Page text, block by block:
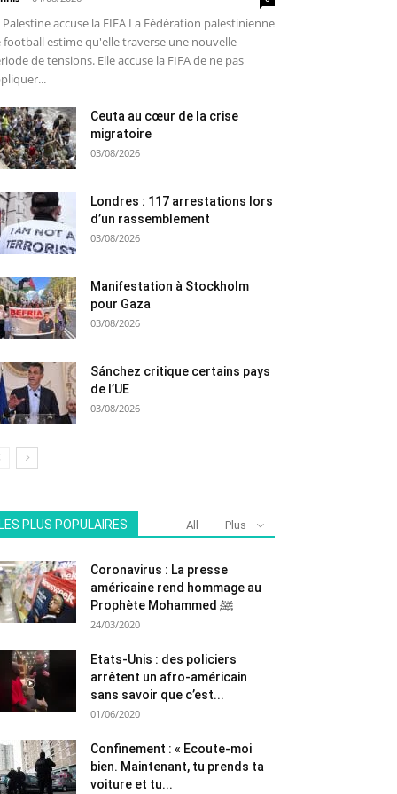
Palestine accuse la FIFA La Fédération palestinienne
football estime qu'elle traverse une nouvelle
de tensions. Elle accuse la FIFA de ne pas
Ceuta au cœur de la crise
migratoire
03/08/2026
Londres : 117 arrestations lors
d’un rassemblement
03/08/2026
Manifestation à Stockholm
pour Gaza
03/08/2026
Sánchez critique certains pays
de l’UE
03/08/2026
LES PLUS POPULAIRES All Plus
Coronavirus : La presse
américaine rend hommage au
Prophète Mohammed ﷺ
24/03/2020
Etats-Unis : des policiers
arrêtent un afro-américain
sans savoir que c’est...
01/06/2020
Confinement : « Ecoute-moi
bien. Maintenant, tu prends ta
voiture et tu...